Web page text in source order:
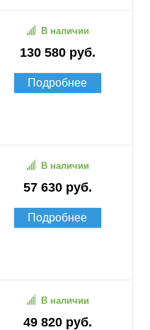
130 580 руб.
В наличии
Подробнее
57 630 руб.
В наличии
Подробнее
49 820 руб.
В наличии